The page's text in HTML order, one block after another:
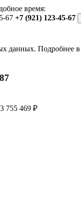
время:
67 +7 (921) 123-45-67
данных. Подробнее в
755 469 ₽